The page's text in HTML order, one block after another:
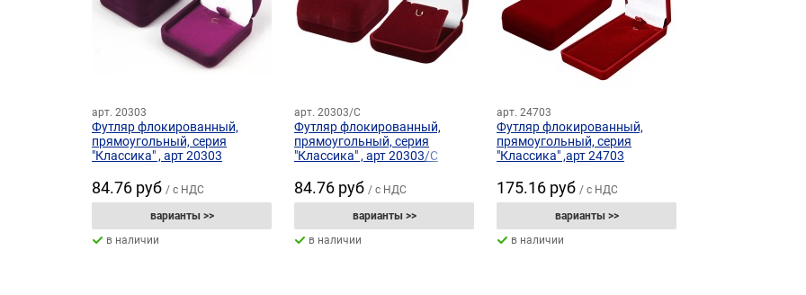
арт. 20303
Футляр флокированный,
прямоугольный, серия
"Классика" , арт 20303
84.76 руб / с НДС
варианты >>
в наличии
арт. 20303/С
Футляр флокированный,
прямоугольный, серия
"Классика" , арт 20303/С
84.76 руб / с НДС
варианты >>
в наличии
арт. 24703
Футляр флокированный,
прямоугольный, серия
"Классика" ,арт 24703
175.16 руб / с НДС
варианты >>
в наличии